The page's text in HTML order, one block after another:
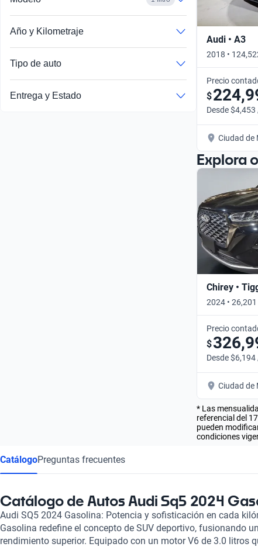
Año y Kilometraje
Tipo de auto
Entrega y Estado
Audi • A3
2018 •
Precio
$
Desde
Ciudad de
Explora
Chirey •
2024 •
Precio
$
Desde
Ciudad de
* Las
referencial del
pueden
condiciones
CatálogoPreguntas frecuentes
Catálogo de Autos Audi Sq5 2024
Audi SQ5 2024 Gasolina: Potencia y sofisticación en cada
Gasolina redefine el concepto de SUV deportivo, fusionando
rendimiento superior. Equipado con un motor V6 de 3.0 litros